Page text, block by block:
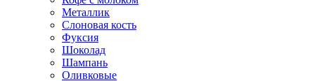
Металлик
Слоновая кость
Фуксия
Шоколад
Шампань
Оливковые